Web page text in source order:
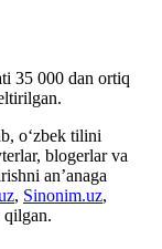
35 000 dan ortiq
o‘zbek tilini
blogerlar va
an’anaga
, Sinonim.uz,